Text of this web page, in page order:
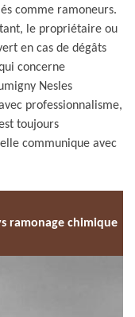
comme ramoneurs.
le propriétaire ou
en cas de dégâts
concerne
Nesles
professionnalisme,
toujours
communique avec
ramonage chimique